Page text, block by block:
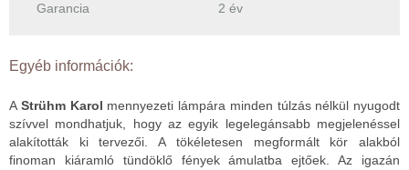
Garancia
2 év
Egyéb információk:
A Strühm Karol mennyezeti lámpára minden túlzás nélkül nyugodt
szívvel mondhatjuk, hogy az egyik legelegánsabb megjelenéssel
alakították ki tervezői. A tökéletesen megformált kör alakból
finoman kiáramló tündöklő fények ámulatba ejtőek. Az igazán